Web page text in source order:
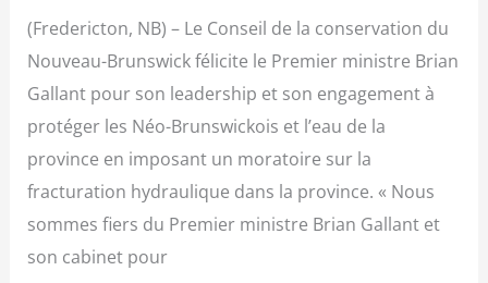
(Fredericton, NB) – Le Conseil de la conservation du
Nouveau-Brunswick félicite le Premier ministre Brian
Gallant pour son leadership et son engagement à
protéger les Néo-Brunswickois et l’eau de la
province en imposant un moratoire sur la
fracturation hydraulique dans la province. « Nous
sommes fiers du Premier ministre Brian Gallant et
son cabinet pour
moratoire
fracturation
hydraulique